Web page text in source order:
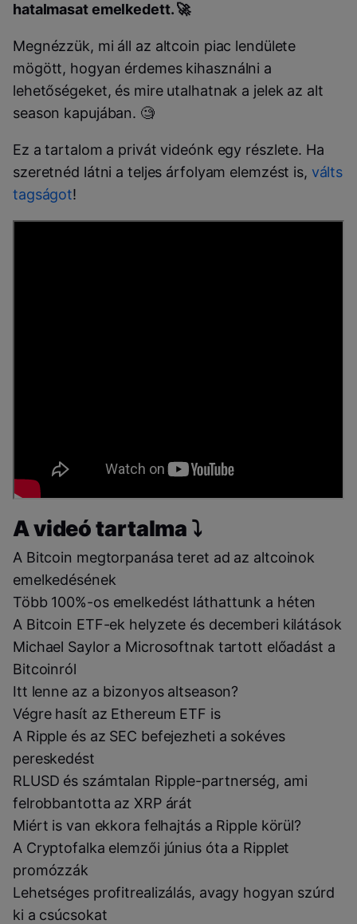
hatalmasat emelkedett. 🚀
Megnézzük, mi áll az altcoin piac lendülete
mögött, hogyan érdemes kihasználni a
lehetőségeket, és mire utalhatnak a jelek az alt
season kapujában. 🧐
Ez a tartalom a privát videónk egy részlete. Ha
szeretnéd látni a teljes árfolyam elemzést is, válts
tagságot!
A videó tartalma ⤵️
A Bitcoin megtorpanása teret ad az altcoinok
emelkedésének
Több 100%-os emelkedést láthattunk a héten
A Bitcoin ETF-ek helyzete és decemberi kilátások
Michael Saylor a Microsoftnak tartott előadást a
Bitcoinról
Itt lenne az a bizonyos altseason?
Végre hasít az Ethereum ETF is
A Ripple és az SEC befejezheti a sokéves
pereskedést
RLUSD és számtalan Ripple-partnerség, ami
felrobbantotta az XRP árát
Miért is van ekkora felhajtás a Ripple körül?
A Cryptofalka elemzői június óta a Ripplet
promózzák
Lehetséges profitrealizálás, avagy hogyan szúrd
ki a csúcsokat